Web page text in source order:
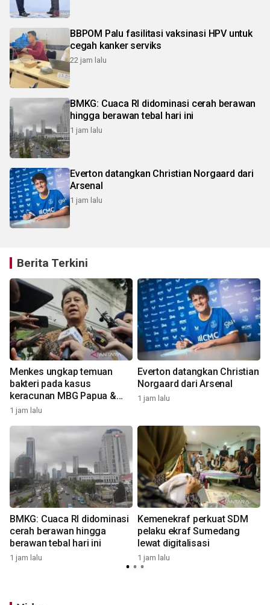
BBPOM Palu fasilitasi vaksinasi HPV untuk
cegah kanker serviks
22 jam lalu
BMKG: Cuaca RI didominasi cerah berawan
hingga berawan tebal hari ini
1 jam lalu
Everton datangkan Christian Norgaard dari
Arsenal
1 jam lalu
Berita Terkini
Menkes ungkap temuan
bakteri pada kasus
keracunan MBG Papua &
Semarang
1 jam lalu
Everton datangkan Christian
Norgaard dari Arsenal
1 jam lalu
BMKG: Cuaca RI didominasi
cerah berawan hingga
berawan tebal hari ini
1 jam lalu
Kemenekraf perkuat SDM
pelaku ekraf Sumedang
lewat digitalisasi
1 jam lalu